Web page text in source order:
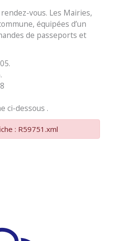
vous. Les Mairies,
équipées d’un
de passeports et
ci-dessous .
: R59751.xml